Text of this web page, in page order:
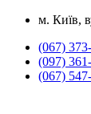
м. Київ,
(067)
(097)
(067)